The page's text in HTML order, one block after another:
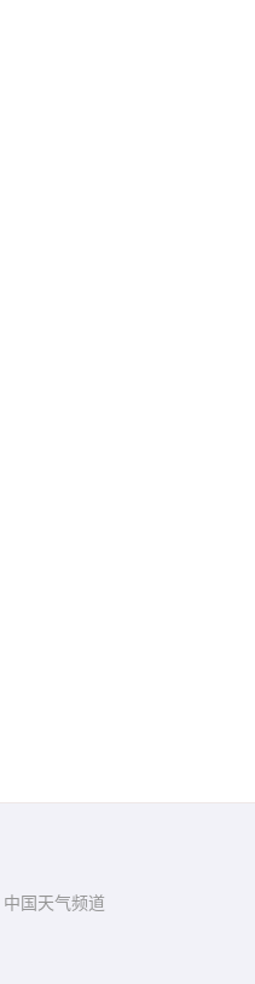
中国天气频道